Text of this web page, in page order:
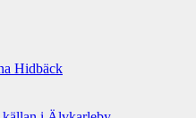
Hidbäck